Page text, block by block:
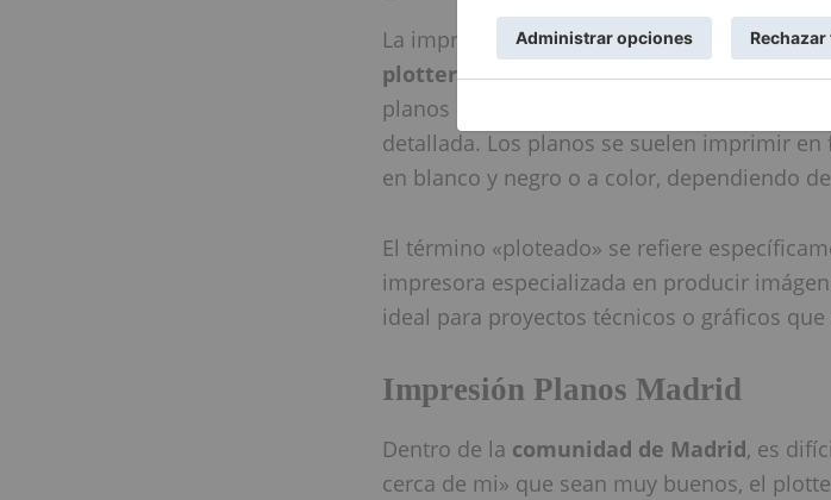
La impresión de un plano generalmente se
plotter. Este tipo de impresión se utiliza
planos de arquitectura o ingeniería, que
detallada. Los planos se suelen imprimir en
en blanco y negro o a color, dependiendo
El término «ploteado» se refiere
impresora especializada en producir
ideal para proyectos técnicos o gráficos
Impresión Planos Madrid
Dentro de la comunidad de Madrid, es
cerca de mi» que sean muy buenos, el